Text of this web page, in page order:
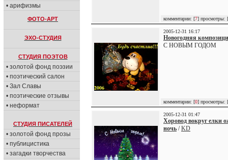
• арифизмы
ФОТО-АРТ
ЭХО-СТУДИЯ
СТУДИЯ ПОЭТОВ
• золотой фонд поэзии
• поэтический салон
• Зал Славы
• поэтические отзывы
• неформат
СТУДИЯ ПИСАТЕЛЕЙ
• золотой фонд прозы
• публицистика
• загадки творчества
комментарии: [7] просмотры: [
2005-12-31 16:17
Новогодняя
С НОВЫМ ГОДОМ
комментарии: [0] просмотры: [
2005-12-31 01:47
Хоровод вокруг елки
ночь /KD